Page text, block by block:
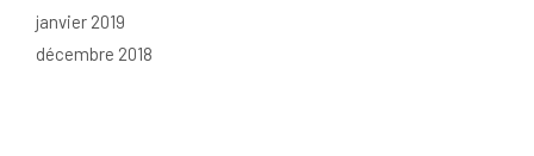
janvier 2019
décembre 2018